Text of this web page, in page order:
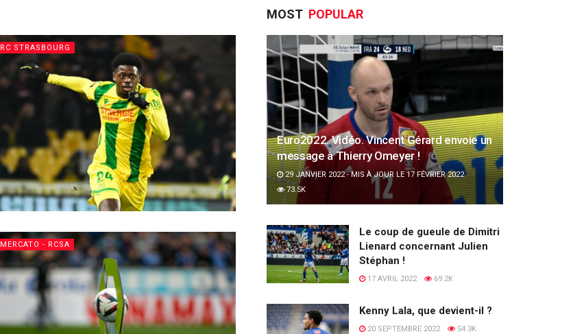
RC STRASBOURG
MERCATO - RCSA
MOST POPULAR
Euro2022. Vidéo. Vincent Gérard envoie un
message à Thierry Omeyer !
29 JANVIER 2022 - MIS À JOUR LE 17 FÉVRIER 2022
73.5K
Le coup de gueule de Dimitri
Lienard concernant Julien
Stéphan !
17 AVRIL 2022 69.2K
Kenny Lala, que devient-il ?
20 SEPTEMBRE 2022 54.3K